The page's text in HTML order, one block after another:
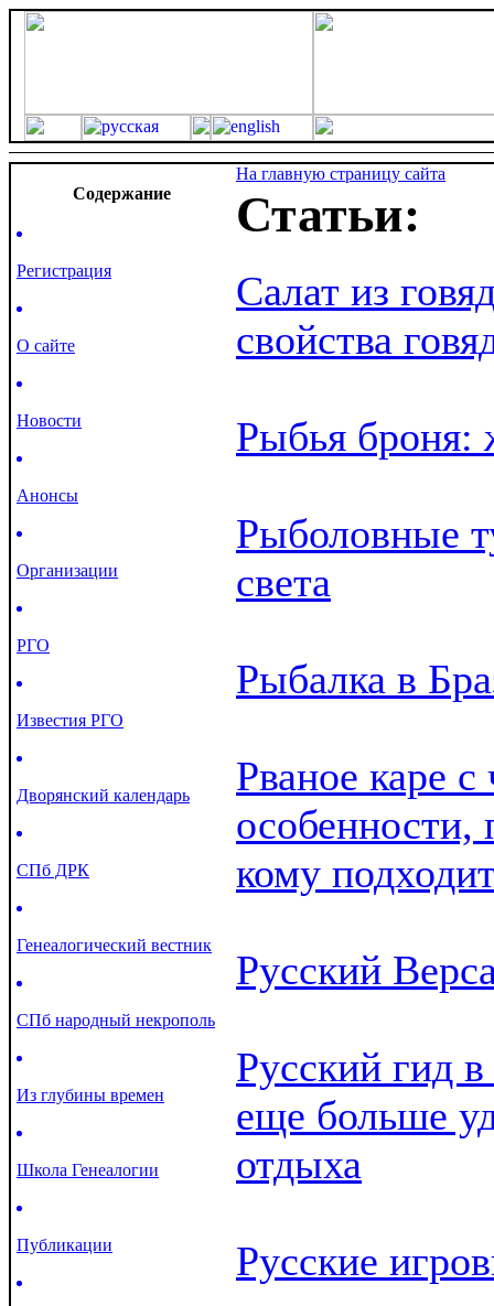
Cодержание
Регистрация
О сайте
Новости
Анонсы
Организации
РГО
Известия РГО
Дворянский календарь
СПб ДРК
Генеалогический вестник
СПб народный некрополь
Из глубины времен
Школа Генеалогии
Публикации
На главную страницу сайта
Статьи:
Салат из
свойства
Рыбья броня:
Рыболовные
света
Рыбалка в
Рваное каре с
особенности,
кому
Русский
Русский гид
еще больше
отдыха
Русские